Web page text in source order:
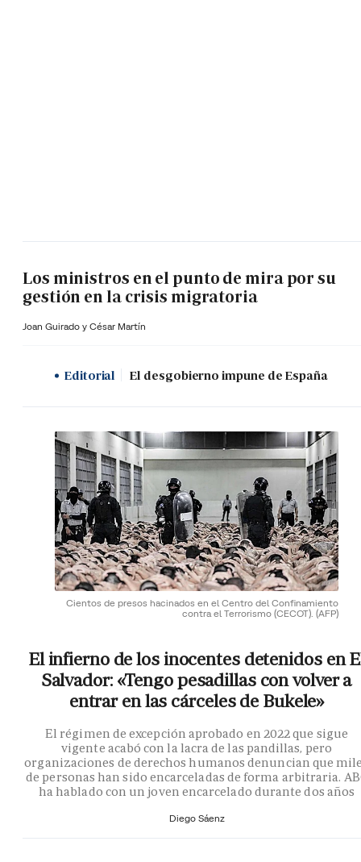
Los ministros en el punto de mira por su
gestión en la crisis migratoria
Joan Guirado y César Martín
Editorial El desgobierno impune de España
Cientos de presos hacinados en el Centro del Confinamiento
contra el Terrorismo (CECOT). (AFP)
El infierno de los inocentes detenidos en
Salvador: «Tengo pesadillas con volver a
entrar en las cárceles de Bukele»
El régimen de excepción aprobado en 2022 que sigue
vigente acabó con la lacra de las pandillas, pero
organizaciones de derechos humanos denuncian que
de personas han sido encarceladas de forma arbitraria.
ha hablado con un joven encarcelado durante dos años
Diego Sáenz